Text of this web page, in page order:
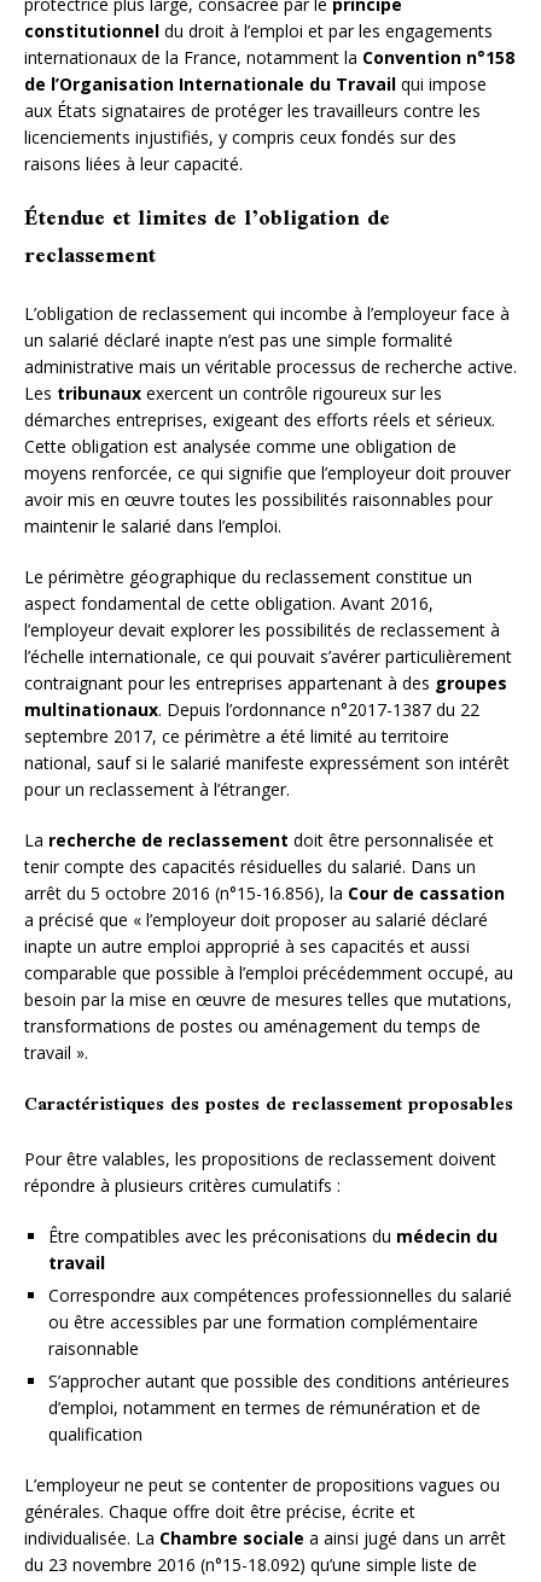
constitutionnel du droit à l’emploi et par les engagements
internationaux de la France, notamment la Convention n°158
de l’Organisation Internationale du Travail qui impose
aux États signataires de protéger les travailleurs contre les
licenciements injustifiés, y compris ceux fondés sur des
raisons liées à leur capacité.
Étendue et limites de l’obligation de
reclassement
L’obligation de reclassement qui incombe à l’employeur face à
un salarié déclaré inapte n’est pas une simple formalité
administrative mais un véritable processus de recherche active.
Les tribunaux exercent un contrôle rigoureux sur les
démarches entreprises, exigeant des efforts réels et sérieux.
Cette obligation est analysée comme une obligation de
moyens renforcée, ce qui signifie que l’employeur doit prouver
avoir mis en œuvre toutes les possibilités raisonnables pour
maintenir le salarié dans l’emploi.
Le périmètre géographique du reclassement constitue un
aspect fondamental de cette obligation. Avant 2016,
l’employeur devait explorer les possibilités de reclassement à
l’échelle internationale, ce qui pouvait s’avérer particulièrement
contraignant pour les entreprises appartenant à des groupes
multinationaux. Depuis l’ordonnance n°2017-1387 du 22
septembre 2017, ce périmètre a été limité au territoire
national, sauf si le salarié manifeste expressément son intérêt
pour un reclassement à l’étranger.
La recherche de reclassement doit être personnalisée et
tenir compte des capacités résiduelles du salarié. Dans un
arrêt du 5 octobre 2016 (n°15-16.856), la Cour de cassation
a précisé que « l’employeur doit proposer au salarié déclaré
inapte un autre emploi approprié à ses capacités et aussi
comparable que possible à l’emploi précédemment occupé, au
besoin par la mise en œuvre de mesures telles que mutations,
transformations de postes ou aménagement du temps de
travail ».
Caractéristiques des postes de reclassement proposables
Pour être valables, les propositions de reclassement doivent
répondre à plusieurs critères cumulatifs :
Être compatibles avec les préconisations du médecin du
travail
Correspondre aux compétences professionnelles du salarié
ou être accessibles par une formation complémentaire
raisonnable
S’approcher autant que possible des conditions antérieures
d’emploi, notamment en termes de rémunération et de
qualification
L’employeur ne peut se contenter de propositions vagues ou
générales. Chaque offre doit être précise, écrite et
individualisée. La Chambre sociale a ainsi jugé dans un arrêt
du 23 novembre 2016 (n°15-18.092) qu’une simple liste de